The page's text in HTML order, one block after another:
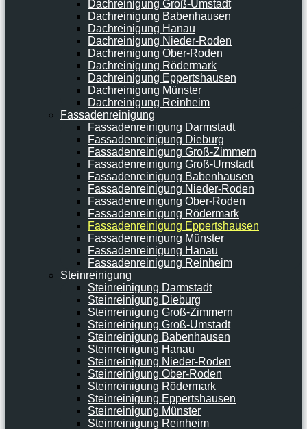
Dachreinigung Groß-Umstadt
Dachreinigung Babenhausen
Dachreinigung Hanau
Dachreinigung Nieder-Roden
Dachreinigung Ober-Roden
Dachreinigung Rödermark
Dachreinigung Eppertshausen
Dachreinigung Münster
Dachreinigung Reinheim
Fassadenreinigung
Fassadenreinigung Darmstadt
Fassadenreinigung Dieburg
Fassadenreinigung Groß-Zimmern
Fassadenreinigung Groß-Umstadt
Fassadenreinigung Babenhausen
Fassadenreinigung Nieder-Roden
Fassadenreinigung Ober-Roden
Fassadenreinigung Rödermark
Fassadenreinigung Eppertshausen
Fassadenreinigung Münster
Fassadenreinigung Hanau
Fassadenreinigung Reinheim
Steinreinigung
Steinreinigung Darmstadt
Steinreinigung Dieburg
Steinreinigung Groß-Zimmern
Steinreinigung Groß-Umstadt
Steinreinigung Babenhausen
Steinreinigung Hanau
Steinreinigung Nieder-Roden
Steinreinigung Ober-Roden
Steinreinigung Rödermark
Steinreinigung Eppertshausen
Steinreinigung Münster
Steinreinigung Reinheim